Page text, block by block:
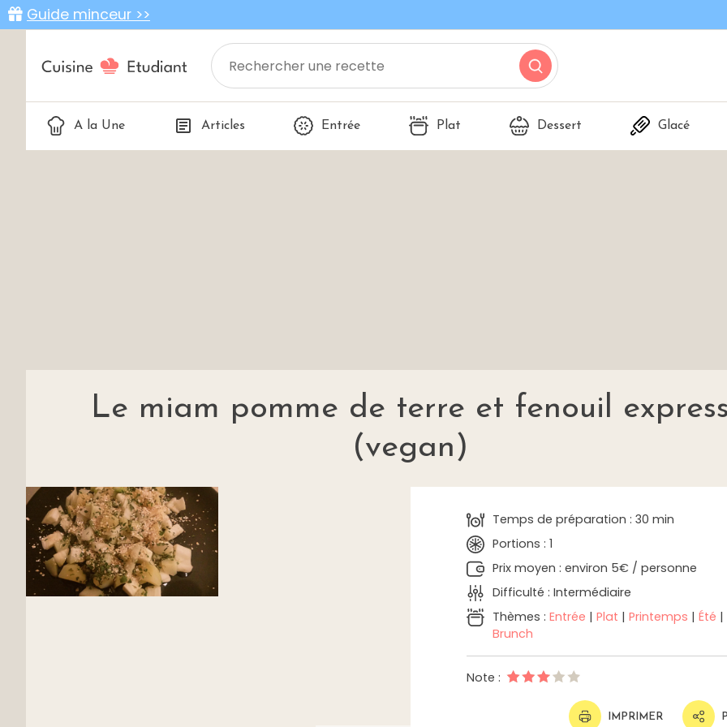
Guide minceur >>
A la Une Articles Entrée Plat Dessert Glacé
Le miam pomme de terre et fenouil express
(vegan)
Temps de préparation : 30 min
Portions : 1
Prix moyen : environ 5€ / personne
Difficulté : Intermédiaire
Thèmes :Entrée |Plat |Printemps |Été |
Brunch
Note :
IMPRIMER